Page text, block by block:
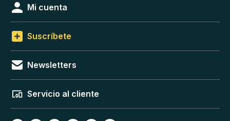
Mi cuenta
Suscríbete
Newsletters
Servicio al cliente